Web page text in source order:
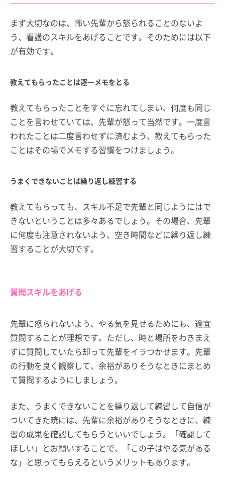
まず大切なのは、怖い先輩から怒られることのないよ
う、看護のスキルをあげることです。そのためには以下
が有効です。
教えてもらったことは逐一メモをとる
教えてもらったことをすぐに忘れてしまい、何度も同じ
ことを言わせていては、先輩が怒って当然です。一度言
われたことは二度言わせずに済むよう、教えてもらった
ことはその場でメモする習慣をつけましょう。
うまくできないことは繰り返し練習する
教えてもらっても、スキル不足で先輩と同じようにはで
きないということは多々あるでしょう。その場合、先輩
に何度も注意されないよう、空き時間などに繰り返し練
習することが大切です。
質問スキルをあげる
先輩に怒られないよう、やる気を見せるためにも、適宜
質問することが理想です。ただし、時と場所をわきまえ
ずに質問していたら却って先輩をイラつかせます。先輩
の行動を良く観察して、余裕がありそうなときにまとめ
て質問するようにしましょう。
また、うまくできないことを繰り返して練習して自信が
ついてきた暁には、先輩に余裕がありそうなときに、練
習の成果を確認してもらうといいでしょう。「確認して
ほしい」とお願いすることで、「この子はやる気がある
な」と思ってもらえるというメリットもあります。